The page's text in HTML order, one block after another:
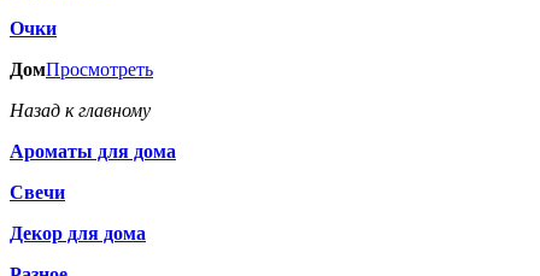
Очки
ДомПросмотреть
Назад к главному
Ароматы для дома
Свечи
Декор для дома